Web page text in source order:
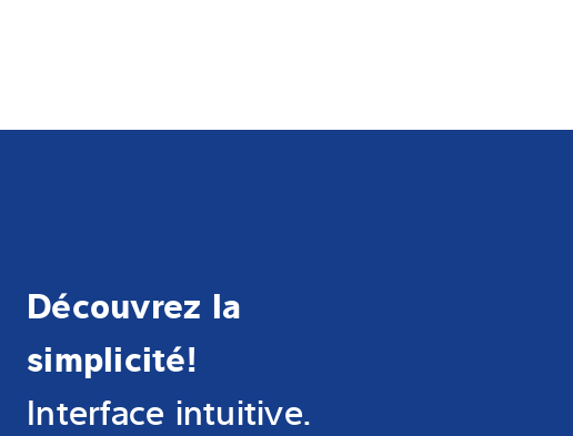
Découvrez la
simplicité!
Interface intuitive.